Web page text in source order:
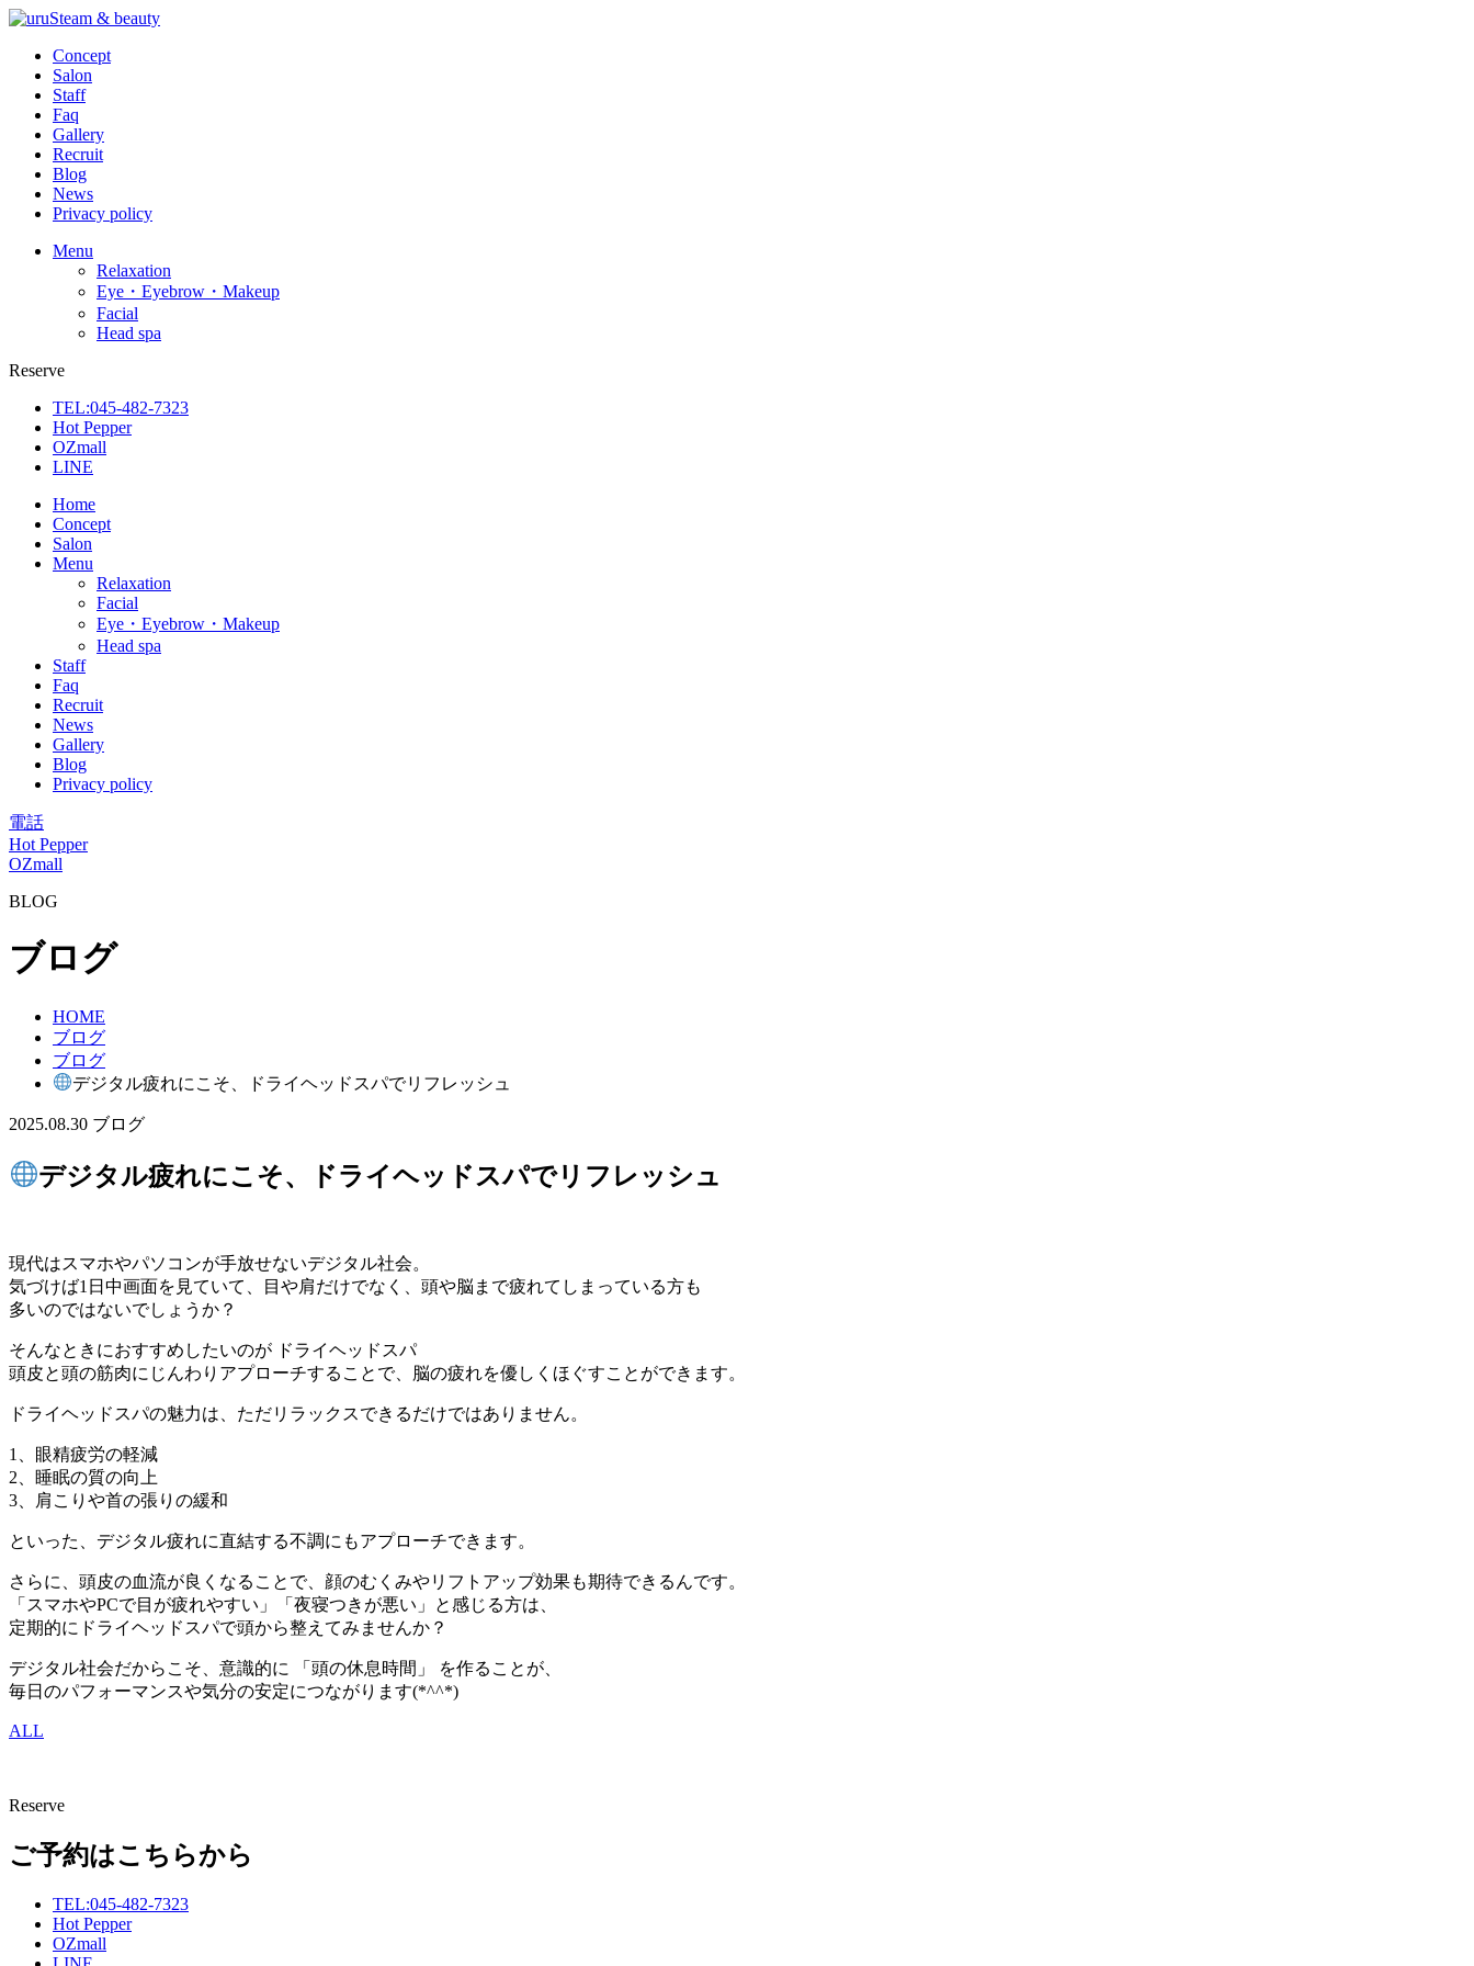
Concept
Salon
Staff
Faq
Gallery
Recruit
Blog
News
Privacy policy
Menu
Relaxation
Eye・Eyebrow・Makeup
Facial
Head spa
Reserve
TEL:045-482-7323
Hot Pepper
OZmall
LINE
Home
Concept
Salon
Menu
Relaxation
Facial
Eye・Eyebrow・Makeup
Head spa
Staff
Faq
Recruit
News
Gallery
Blog
Privacy policy
電話
Hot Pepper
OZmall
BLOG
ブログ
HOME
ブログ
ブログ
デジタル疲れにこそ、ドライヘッドスパでリフレッシュ
2025.08.30 ブログ
デジタル疲れにこそ、ドライヘッドスパでリフレッシュ
現代はスマホやパソコンが手放せないデジタル社会。
気づけば1日中画面を見ていて、目や肩だけでなく、頭や脳まで疲れてしまっている方も
多いのではないでしょうか？
そんなときにおすすめしたいのが ドライヘッドスパ
頭皮と頭の筋肉にじんわりアプローチすることで、脳の疲れを優しくほぐすことができます。
ドライヘッドスパの魅力は、ただリラックスできるだけではありません。
1、眼精疲労の軽減
2、睡眠の質の向上
3、肩こりや首の張りの緩和
といった、デジタル疲れに直結する不調にもアプローチできます。
さらに、頭皮の血流が良くなることで、顔のむくみやリフトアップ効果も期待できるんです。
「スマホやPCで目が疲れやすい」「夜寝つきが悪い」と感じる方は、
定期的にドライヘッドスパで頭から整えてみませんか？
デジタル社会だからこそ、意識的に 「頭の休息時間」 を作ることが、
毎日のパフォーマンスや気分の安定につながります(*^^*)
ALL
Reserve
ご予約はこちらから
TEL:045-482-7323
Hot Pepper
OZmall